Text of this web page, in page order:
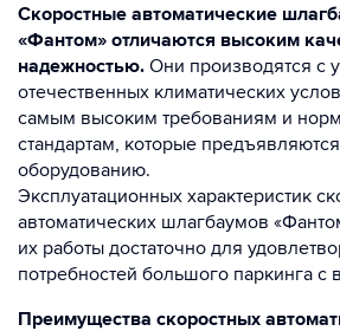
Скоростные автоматические
«Фантом» отличаются высоким
надежностью. Они производятся с
отечественных климатических
самым высоким требованиям и
стандартам, которые
оборудованию.
Эксплуатационных характеристик
автоматических шлагбаумов
их работы достаточно для
потребностей большого паркинга с
Преимущества скоростных